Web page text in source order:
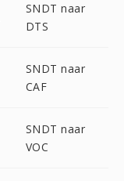
SNDT naar
DTS
SNDT naar
CAF
SNDT naar
VOC